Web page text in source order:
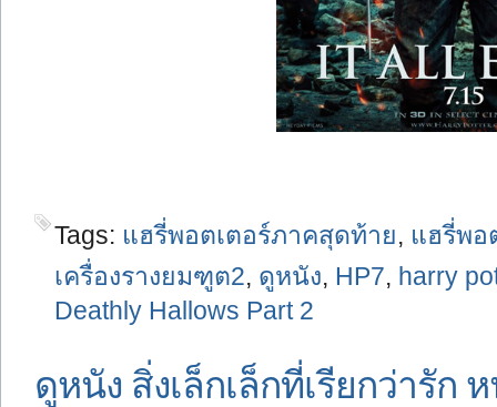
Tags: แฮรี่พอตเตอร์ภาคสุดท้าย, แฮรี่พอ
เครื่องรางยมฑูต2, ดูหนัง, HP7, harry
Deathly Hallows Part 2
ดูหนัง สิ่งเล็กเล็กที่เรียกว่ารัก